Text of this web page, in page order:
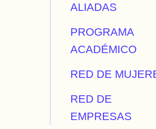
ALIADAS
PROGRAMA
ACADÉMICO
RED DE
RED DE
EMPRESAS